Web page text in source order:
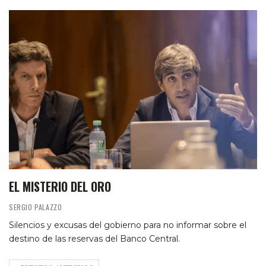
EL MISTERIO DEL ORO
SERGIO PALAZZO
Silencios y excusas del gobierno para no informar sobre el
destino de las reservas del Banco Central.